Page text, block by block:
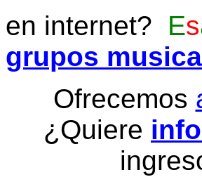
en internet? Es
grupos
Ofrecemos
¿Quiere